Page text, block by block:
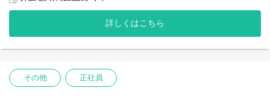
【具体的なお仕事】
（朝） デイケア利用者様を介護士とともにご自宅までお迎え
（夕方）デイケア利用者様を介護士とともにご自宅にお送り
詳しくはこちら
その他 正社員